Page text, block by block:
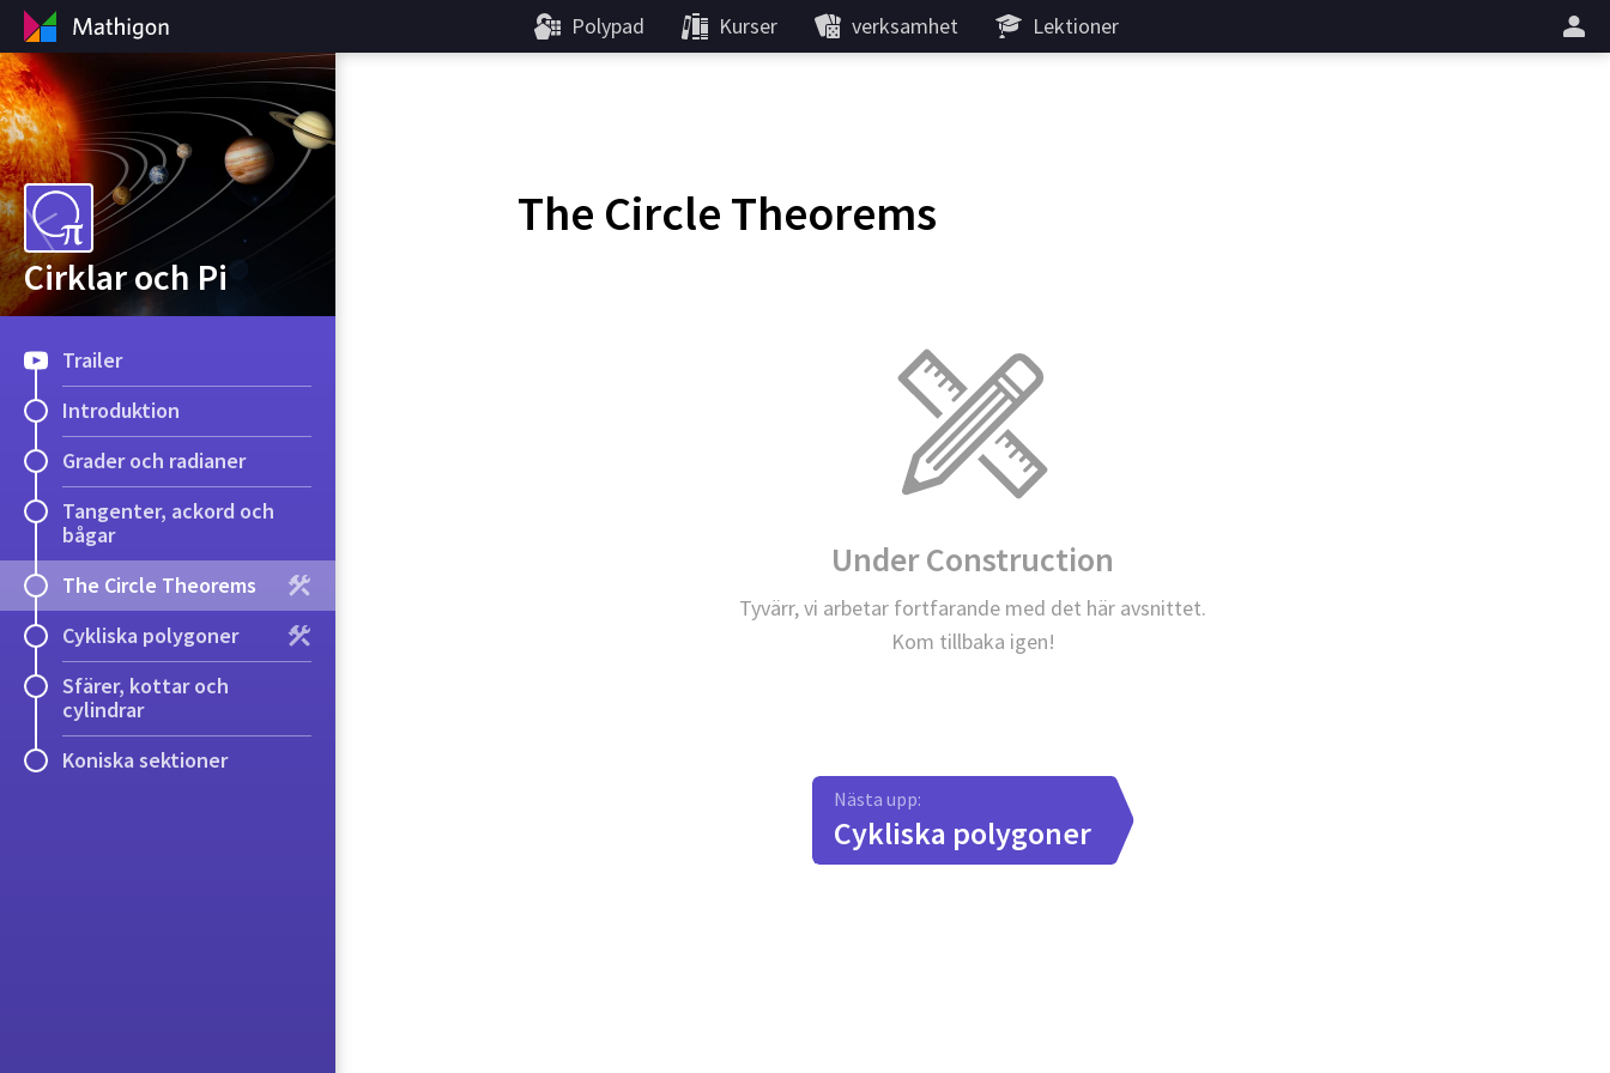
Polypad Kurser verksamhet Lektioner
Cirklar och Pi
Trailer
Introduktion
Grader och radianer
Tangenter, ackord och
bågar
The Circle Theorems
Cykliska polygoner
Sfärer, kottar och
cylindrar
Koniska sektioner
The Circle Theorems
Under Construction
Tyvärr, vi arbetar fortfarande med det här avsnittet.
Kom tillbaka igen!
Nästa upp:
Cykliska polygoner